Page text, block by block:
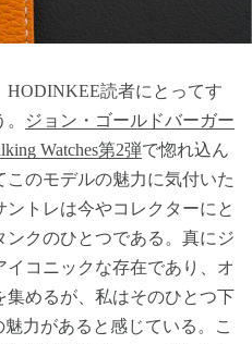
読者にとってす
ジョン・ゴールドバーガー
Watches第2弾で惚れ込ん
のモデルの魅力に気付いた
トレは今やコレクターにと
クのひとつである。真にジ
コニックな存在であり、オ
めるが、私はそのひとつ下
力があると感じている。こ